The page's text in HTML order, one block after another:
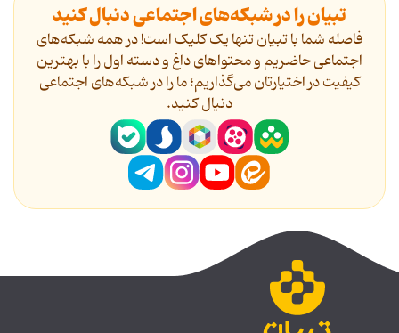
تبیان را در شبکه‌های اجتماعی دنبال کنید
فاصله شما با تبیان تنها یک کلیک است! در همه شبکه‌های
اجتماعی حاضریم و محتواهای داغ و دسته اول را با بهترین
کیفیت در اختیارتان می‌گذاریم؛ ما را در شبکه‌های اجتماعی
دنیال کنید.